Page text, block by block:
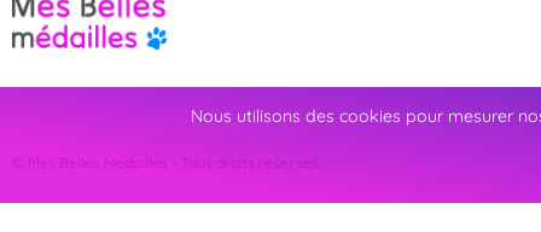
© Mes Belles Medailles - Tous droits réservés
Nous utilisons des cookies pour mesurer